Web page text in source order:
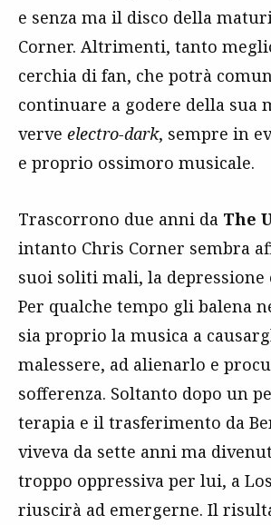
e senza ma il disco della
Corner. Altrimenti, tanto
cerchia di fan, che potrà
continuare a godere della sua
verve electro-dark, sempre in
e proprio ossimoro musicale.
Trascorrono due anni da The
intanto Chris Corner sembra
suoi soliti mali, la depressione
Per qualche tempo gli balena
sia proprio la musica a
malessere, ad alienarlo e
sofferenza. Soltanto dopo un
terapia e il trasferimento da
viveva da sette anni ma
troppo oppressiva per lui, a
riuscirà ad emergerne. Il